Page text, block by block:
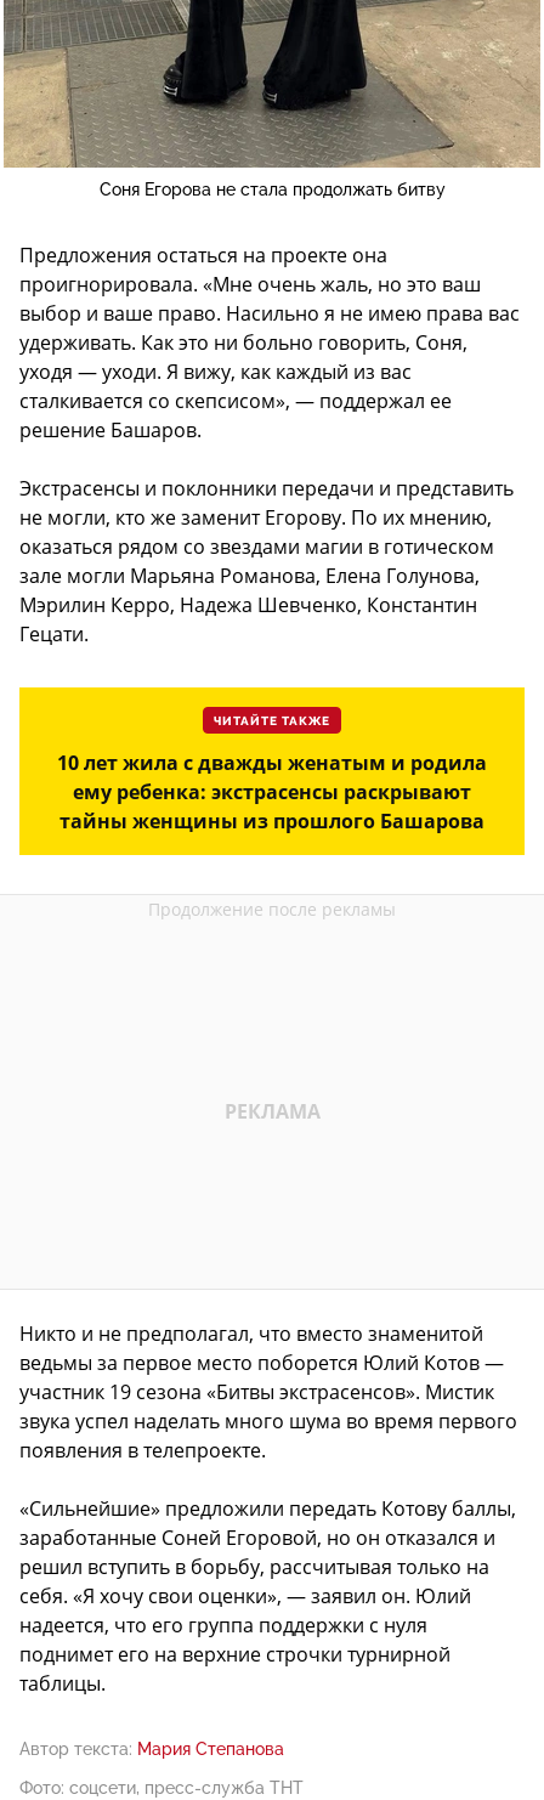
Соня Егорова не стала продолжать битву
Предложения остаться на проекте она
проигнорировала. «Мне очень жаль, но это ваш
выбор и ваше право. Насильно я не имею права вас
удерживать. Как это ни больно говорить, Соня,
уходя — уходи. Я вижу, как каждый из вас
сталкивается со скепсисом», — поддержал ее
решение Башаров.
Экстрасенсы и поклонники передачи и представить
не могли, кто же заменит Егорову. По их мнению,
оказаться рядом со звездами магии в готическом
зале могли Марьяна Романова, Елена Голунова,
Мэрилин Керро, Надежа Шевченко, Константин
Гецати.
ЧИТАЙТЕ ТАКЖЕ
10 лет жила с дважды женатым и родила
ему ребенка: экстрасенсы раскрывают
тайны женщины из прошлого Башарова
Никто и не предполагал, что вместо знаменитой
ведьмы за первое место поборется Юлий Котов —
участник 19 сезона «Битвы экстрасенсов». Мистик
звука успел наделать много шума во время первого
появления в телепроекте.
«Сильнейшие» предложили передать Котову баллы,
заработанные Соней Егоровой, но он отказался и
решил вступить в борьбу, рассчитывая только на
себя. «Я хочу свои оценки», — заявил он. Юлий
надеется, что его группа поддержки с нуля
поднимет его на верхние строчки турнирной
таблицы.
Автор текста: Мария Степанова
Фото: соцсети, пресс-служба ТНТ